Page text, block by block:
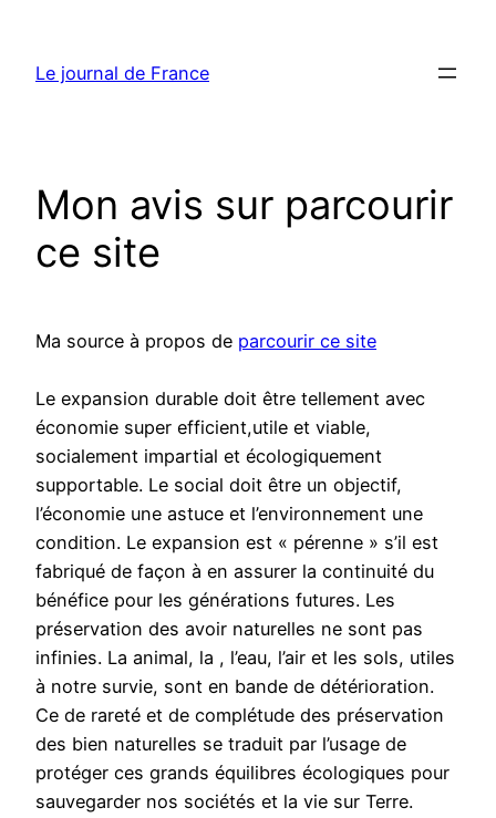
contenu
Le journal de France
Mon avis sur parcourir
ce site
Ma source à propos de parcourir ce site
Le expansion durable doit être tellement avec
économie super efficient,utile et viable,
socialement impartial et écologiquement
supportable. Le social doit être un objectif,
l’économie une astuce et l’environnement une
condition. Le expansion est « pérenne » s’il est
fabriqué de façon à en assurer la continuité du
bénéfice pour les générations futures. Les
préservation des avoir naturelles ne sont pas
infinies. La animal, la , l’eau, l’air et les sols, utiles
à notre survie, sont en bande de détérioration.
Ce de rareté et de complétude des préservation
des bien naturelles se traduit par l’usage de
protéger ces grands équilibres écologiques pour
sauvegarder nos sociétés et la vie sur Terre.